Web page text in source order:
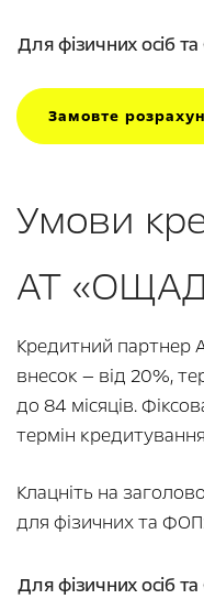
Для фізичних осіб
Замовте
Умови
АТ
Кредитний
внесок — від 20%,
до 84 місяців.
термін
Клацніть на
для фізичних та
Для фізичних осіб